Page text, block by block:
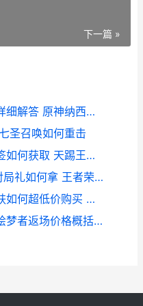
下一篇 »
原神纳西妲技能天赋命之座详细解答 原神纳西妲技能加点
圣召唤如何重击
王者荣耀荣耀天赋型选手标签如何获取 天踢王者荣耀
王者荣耀荣耀s23赛季浓情对局礼如何拿 王者荣耀荣耀称号哪个含金量最高
王者荣耀荣耀圣斗士联动皮肤如何超低价购买 荣耀你圣名
王者荣耀荣耀上官婉儿天狼绘梦者返场价格概括 皇者荣耀